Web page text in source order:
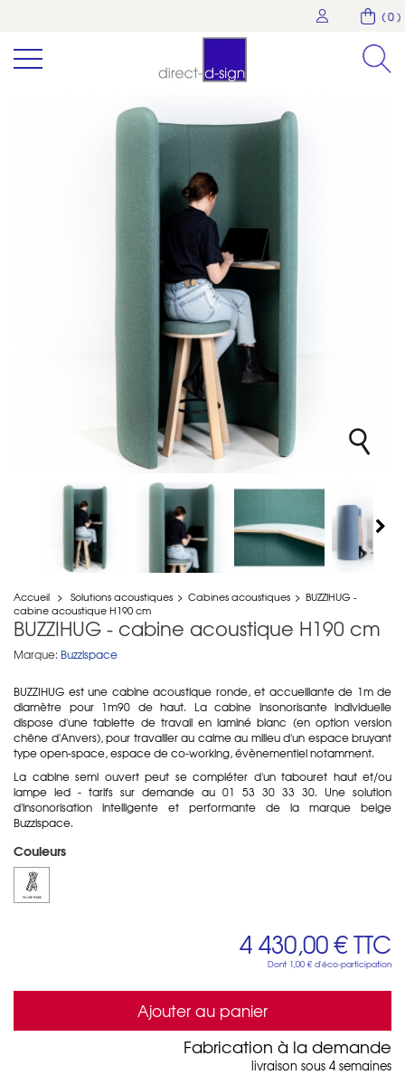
( 0 )
Accueil > Solutions acoustiques > Cabines acoustiques > BUZZIHUG -
cabine acoustique H190 cm
BUZZIHUG - cabine acoustique H190 cm
Marque: Buzzispace
BUZZIHUG est une cabine acoustique ronde, et accueillante de 1m de
diamètre pour 1m90 de haut. La cabine insonorisante individuelle
dispose d'une tablette de travail en laminé blanc (en option version
chêne d'Anvers), pour travailler au calme au milieu d'un espace bruyant
type open-space, espace de co-working, évènementiel notamment.
La cabine semi ouvert peut se compléter d'un tabouret haut et/ou
lampe led - tarifs sur demande au 01 53 30 33 30. Une solution
d'insonorisation intelligente et performante de la marque belge
Buzzispace.
Couleurs
4 430,00 €TTC
Dont 1,00 € d'éco-participation
Ajouter au panier
Fabrication à la demande
livraison sous 4 semaines